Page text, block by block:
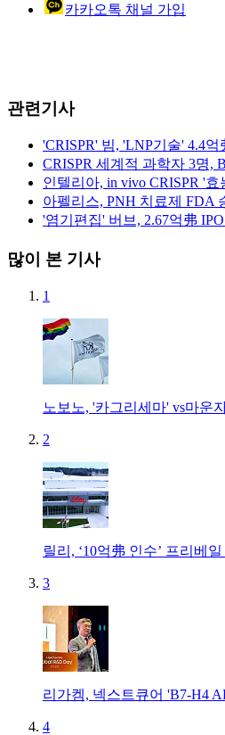
카카오톡 채널 가입
관련기사
'CRISPR' 빔, 'LNP기술' 4.4
CRISPR 세계적 과학자 3명,
인텔리아, in vivo CRISPR '
아펠리스, PNH 치료제 FDA
'염기편집' 버브, 2.67억弗
많이 본 기사
1
노보노, '카그리세마' vs마운
2
릴리, ‘10억弗 인수’ 프리베
3
리가켐, 넥스트큐어 'B7-H4
4